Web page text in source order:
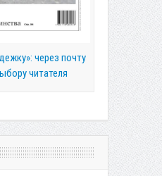
через почту
читателя